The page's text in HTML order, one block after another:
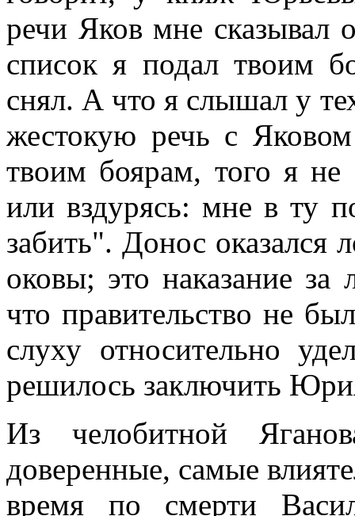
речи Яков мне сказывал
список я подал твоим
снял. А что я слышал у
жестокую речь с
твоим боярам, того я
или вздурясь: мне в ту
забить". Донос
оковы; это наказание
что правительство не
слуху относительно
решилось заключить
Из челобитной
доверенные, самые
время по смерти